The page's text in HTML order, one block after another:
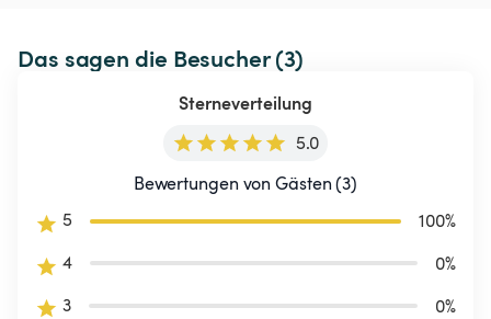
Das sagen die Besucher (3)
Sterneverteilung
5.0
Bewertungen von Gästen (3)
5
100%
4
0%
3
0%